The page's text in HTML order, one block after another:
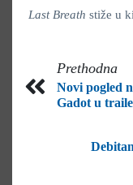
Last Breath stiže u
Prethodna
Novi pogled
Gadot u